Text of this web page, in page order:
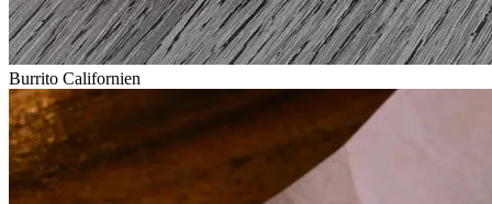
Burrito Californien